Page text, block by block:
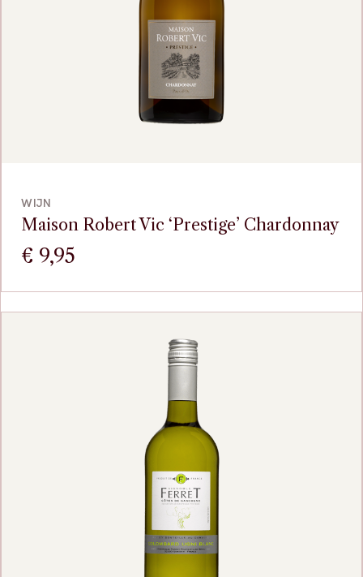
WIJN
Maison Robert Vic ‘Prestige’ Chardonnay
€ 9,95